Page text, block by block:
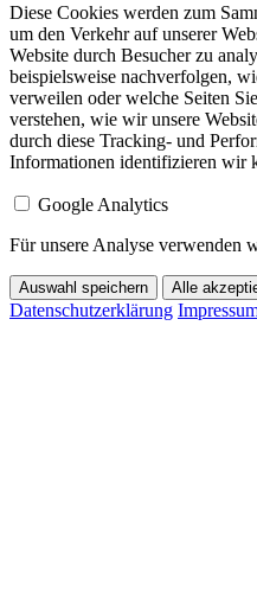
Diese Cookies werden zum
um den Verkehr auf unserer
Website durch Besucher zu
beispielsweise nachverfolgen,
verweilen oder welche Seiten
verstehen, wie wir unsere
durch diese Tracking- und
Informationen identifizieren wir
Google Analytics
Für unsere Analyse verwenden
Auswahl speichern Alle
Datenschutzerklärung